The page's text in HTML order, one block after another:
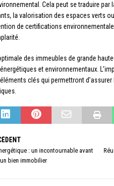
Cela peut se traduire
la valorisation des espaces verts
de certifications
des immeubles de grande
et environnementaux.
clés qui permettront
: un incontournable avant
bien immobilier